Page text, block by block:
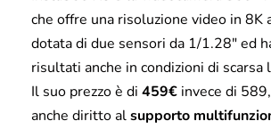
che offre una risoluzione video in 8K
dotata di due sensori da 1/1.28″ ed
risultati anche in condizioni di scarsa
Il suo prezzo è di 459€ invece di
anche diritto alsupporto